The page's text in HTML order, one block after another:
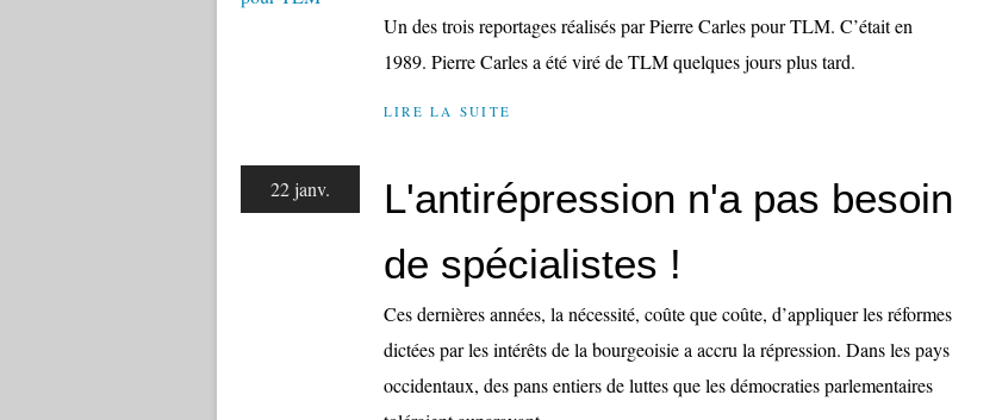
Un des trois reportages réalisés par Pierre Carles pour TLM. C’était en
1989. Pierre Carles a été viré de TLM quelques jours plus tard.
LIRE LA SUITE
22 janv.
L'antirépression n'a pas besoin
de spécialistes !
Ces dernières années, la nécessité, coûte que coûte, d’appliquer les réformes
dictées par les intérêts de la bourgeoisie a accru la répression. Dans les pays
occidentaux, des pans entiers de luttes que les démocraties parlementaires